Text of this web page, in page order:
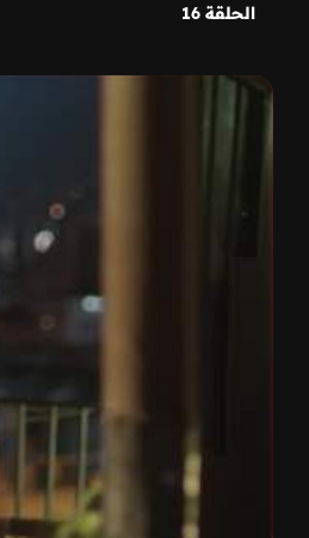
الحلقة 16